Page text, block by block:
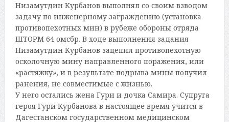
Низамутдин Курбанов выполнял со своим взводом
задачу по инженерному заграждению (установка
противопехотных мин) в рубеже обороны отряда
ШТОРМ 64 омсбр. В ходе выполнения задания
Низамутдин Курбанов зацепил противопехотную
осколочную мину направленного поражения, или
«растяжку», и в результате подрыва мины получил
ранения, не совместимые с жизнью.
У него остались жена Гури и дочка Самира. Супруга
героя Гури Курбанова в настоящее время учится в
Дагестанском государственном медицинском